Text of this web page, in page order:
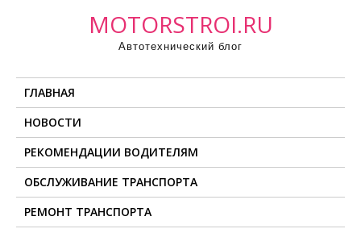
MOTORSTROI.RU
Автотехнический блог
ГЛАВНАЯ
НОВОСТИ
РЕКОМЕНДАЦИИ ВОДИТЕЛЯМ
ОБСЛУЖИВАНИЕ ТРАНСПОРТА
РЕМОНТ ТРАНСПОРТА